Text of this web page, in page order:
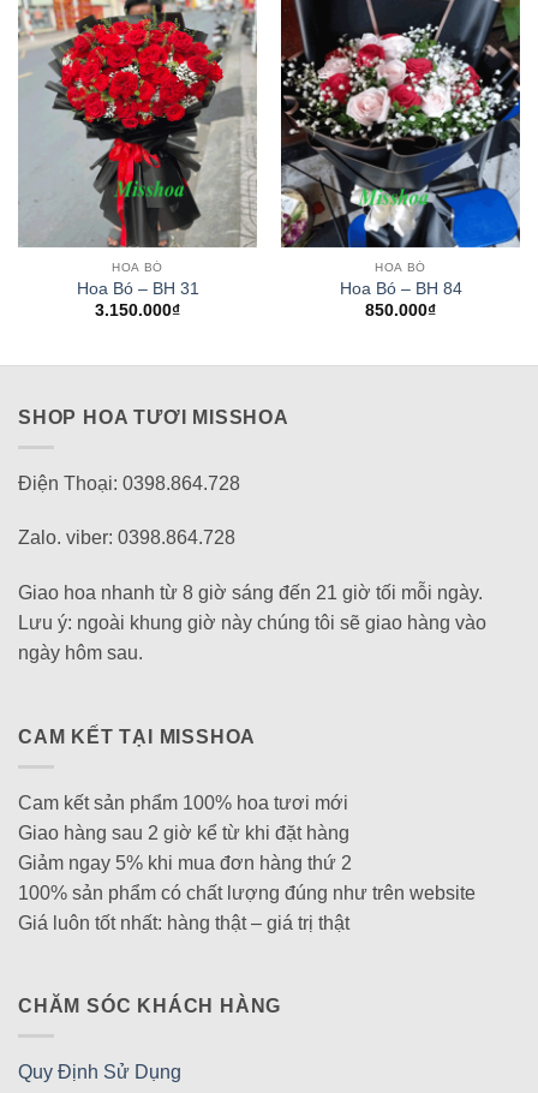
HOA BÓ
Hoa Bó – BH 31
3.150.000₫
HOA BÓ
Hoa Bó – BH 84
850.000₫
SHOP HOA TƯƠI MISSHOA
Điện Thoại: 0398.864.728
Zalo. viber: 0398.864.728
Giao hoa nhanh từ 8 giờ sáng đến 21 giờ tối mỗi ngày.
Lưu ý: ngoài khung giờ này chúng tôi sẽ giao hàng vào
ngày hôm sau.
CAM KẾT TẠI MISSHOA
Cam kết sản phẩm 100% hoa tươi mới
Giao hàng sau 2 giờ kể từ khi đặt hàng
Giảm ngay 5% khi mua đơn hàng thứ 2
100% sản phẩm có chất lượng đúng như trên website
Giá luôn tốt nhất: hàng thật – giá trị thật
CHĂM SÓC KHÁCH HÀNG
Quy Định Sử Dụng